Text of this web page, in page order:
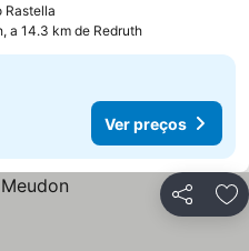
Rastella
a 14.3 km de Redruth
Ver preços
Partilhar